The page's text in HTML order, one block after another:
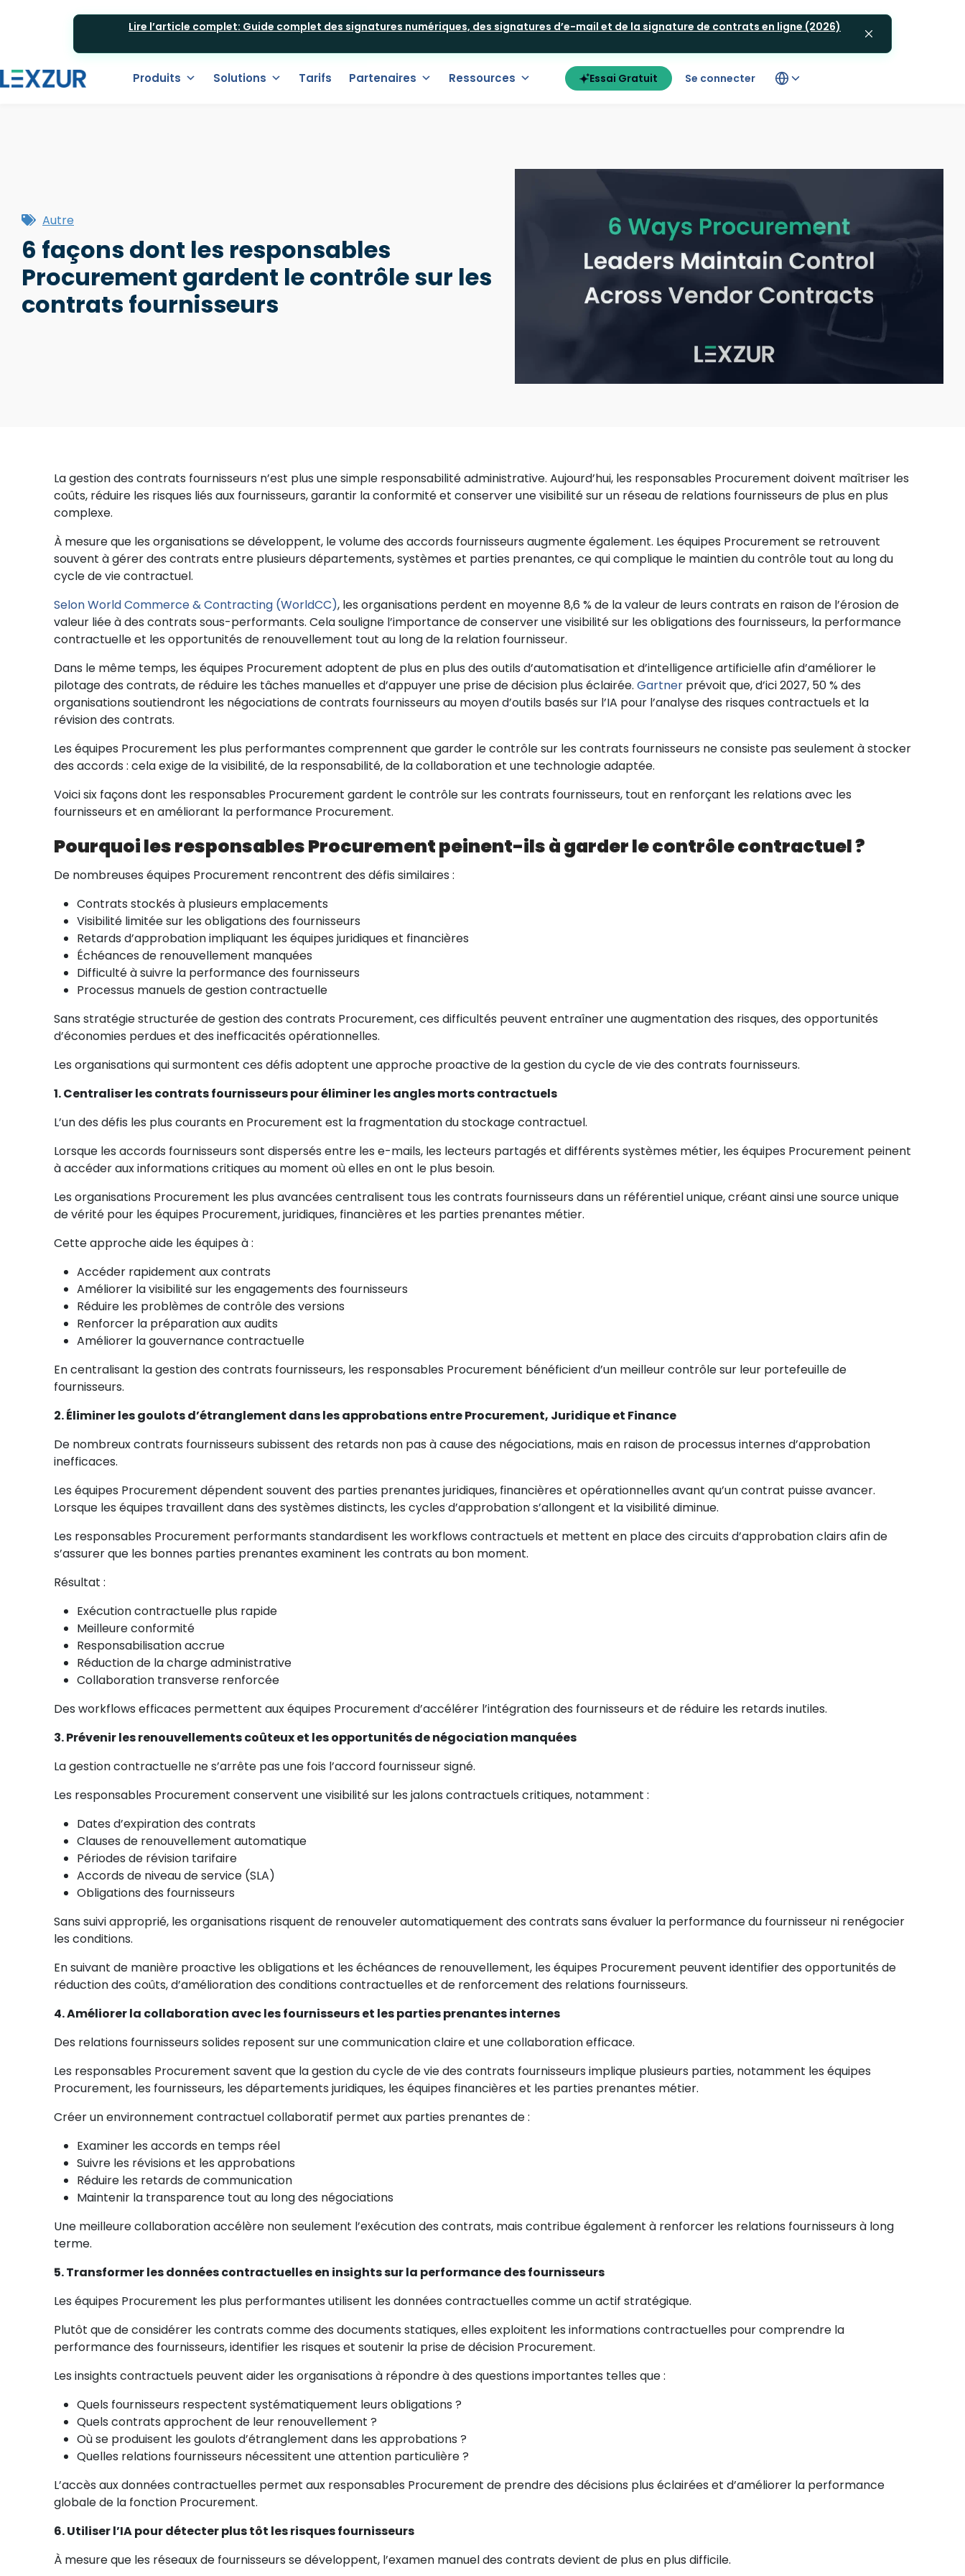
Lire l’article complet: Guide complet des signatures numériques, des signatures d’e-mail et de la signature de contrats en ligne (2026)
Produits Solutions Tarifs Partenaires Ressources Essai Gratuit Se connecter
Autre
6 façons dont les responsables
Procurement gardent le contrôle sur les
contrats fournisseurs
La gestion des contrats fournisseurs n’est plus une simple responsabilité administrative. Aujourd’hui, les responsables Procurement doivent maîtriser les
coûts, réduire les risques liés aux fournisseurs, garantir la conformité et conserver une visibilité sur un réseau de relations fournisseurs de plus en plus
complexe.
À mesure que les organisations se développent, le volume des accords fournisseurs augmente également. Les équipes Procurement se retrouvent
souvent à gérer des contrats entre plusieurs départements, systèmes et parties prenantes, ce qui complique le maintien du contrôle tout au long du
cycle de vie contractuel.
Selon World Commerce & Contracting (WorldCC), les organisations perdent en moyenne 8,6 % de la valeur de leurs contrats en raison de l’érosion de
valeur liée à des contrats sous-performants. Cela souligne l’importance de conserver une visibilité sur les obligations des fournisseurs, la performance
contractuelle et les opportunités de renouvellement tout au long de la relation fournisseur.
Dans le même temps, les équipes Procurement adoptent de plus en plus des outils d’automatisation et d’intelligence artificielle afin d’améliorer le
pilotage des contrats, de réduire les tâches manuelles et d’appuyer une prise de décision plus éclairée. Gartner prévoit que, d’ici 2027, 50 % des
organisations soutiendront les négociations de contrats fournisseurs au moyen d’outils basés sur l’IA pour l’analyse des risques contractuels et la
révision des contrats.
Les équipes Procurement les plus performantes comprennent que garder le contrôle sur les contrats fournisseurs ne consiste pas seulement à stocker
des accords : cela exige de la visibilité, de la responsabilité, de la collaboration et une technologie adaptée.
Voici six façons dont les responsables Procurement gardent le contrôle sur les contrats fournisseurs, tout en renforçant les relations avec les
fournisseurs et en améliorant la performance Procurement.
Pourquoi les responsables Procurement peinent-ils à garder le contrôle contractuel ?
De nombreuses équipes Procurement rencontrent des défis similaires :
Contrats stockés à plusieurs emplacements
Visibilité limitée sur les obligations des fournisseurs
Retards d’approbation impliquant les équipes juridiques et financières
Échéances de renouvellement manquées
Difficulté à suivre la performance des fournisseurs
Processus manuels de gestion contractuelle
Sans stratégie structurée de gestion des contrats Procurement, ces difficultés peuvent entraîner une augmentation des risques, des opportunités
d’économies perdues et des inefficacités opérationnelles.
Les organisations qui surmontent ces défis adoptent une approche proactive de la gestion du cycle de vie des contrats fournisseurs.
1. Centraliser les contrats fournisseurs pour éliminer les angles morts contractuels
L’un des défis les plus courants en Procurement est la fragmentation du stockage contractuel.
Lorsque les accords fournisseurs sont dispersés entre les e-mails, les lecteurs partagés et différents systèmes métier, les équipes Procurement peinent
à accéder aux informations critiques au moment où elles en ont le plus besoin.
Les organisations Procurement les plus avancées centralisent tous les contrats fournisseurs dans un référentiel unique, créant ainsi une source unique
de vérité pour les équipes Procurement, juridiques, financières et les parties prenantes métier.
Cette approche aide les équipes à :
Accéder rapidement aux contrats
Améliorer la visibilité sur les engagements des fournisseurs
Réduire les problèmes de contrôle des versions
Renforcer la préparation aux audits
Améliorer la gouvernance contractuelle
En centralisant la gestion des contrats fournisseurs, les responsables Procurement bénéficient d’un meilleur contrôle sur leur portefeuille de
fournisseurs.
2. Éliminer les goulots d’étranglement dans les approbations entre Procurement, Juridique et Finance
De nombreux contrats fournisseurs subissent des retards non pas à cause des négociations, mais en raison de processus internes d’approbation
inefficaces.
Les équipes Procurement dépendent souvent des parties prenantes juridiques, financières et opérationnelles avant qu’un contrat puisse avancer.
Lorsque les équipes travaillent dans des systèmes distincts, les cycles d’approbation s’allongent et la visibilité diminue.
Les responsables Procurement performants standardisent les workflows contractuels et mettent en place des circuits d’approbation clairs afin de
s’assurer que les bonnes parties prenantes examinent les contrats au bon moment.
Résultat :
Exécution contractuelle plus rapide
Meilleure conformité
Responsabilisation accrue
Réduction de la charge administrative
Collaboration transverse renforcée
Des workflows efficaces permettent aux équipes Procurement d’accélérer l’intégration des fournisseurs et de réduire les retards inutiles.
3. Prévenir les renouvellements coûteux et les opportunités de négociation manquées
La gestion contractuelle ne s’arrête pas une fois l’accord fournisseur signé.
Les responsables Procurement conservent une visibilité sur les jalons contractuels critiques, notamment :
Dates d’expiration des contrats
Clauses de renouvellement automatique
Périodes de révision tarifaire
Accords de niveau de service (SLA)
Obligations des fournisseurs
Sans suivi approprié, les organisations risquent de renouveler automatiquement des contrats sans évaluer la performance du fournisseur ni renégocier
les conditions.
En suivant de manière proactive les obligations et les échéances de renouvellement, les équipes Procurement peuvent identifier des opportunités de
réduction des coûts, d’amélioration des conditions contractuelles et de renforcement des relations fournisseurs.
4. Améliorer la collaboration avec les fournisseurs et les parties prenantes internes
Des relations fournisseurs solides reposent sur une communication claire et une collaboration efficace.
Les responsables Procurement savent que la gestion du cycle de vie des contrats fournisseurs implique plusieurs parties, notamment les équipes
Procurement, les fournisseurs, les départements juridiques, les équipes financières et les parties prenantes métier.
Créer un environnement contractuel collaboratif permet aux parties prenantes de :
Examiner les accords en temps réel
Suivre les révisions et les approbations
Réduire les retards de communication
Maintenir la transparence tout au long des négociations
Une meilleure collaboration accélère non seulement l’exécution des contrats, mais contribue également à renforcer les relations fournisseurs à long
terme.
5. Transformer les données contractuelles en insights sur la performance des fournisseurs
Les équipes Procurement les plus performantes utilisent les données contractuelles comme un actif stratégique.
Plutôt que de considérer les contrats comme des documents statiques, elles exploitent les informations contractuelles pour comprendre la
performance des fournisseurs, identifier les risques et soutenir la prise de décision Procurement.
Les insights contractuels peuvent aider les organisations à répondre à des questions importantes telles que :
Quels fournisseurs respectent systématiquement leurs obligations ?
Quels contrats approchent de leur renouvellement ?
Où se produisent les goulots d’étranglement dans les approbations ?
Quelles relations fournisseurs nécessitent une attention particulière ?
L’accès aux données contractuelles permet aux responsables Procurement de prendre des décisions plus éclairées et d’améliorer la performance
globale de la fonction Procurement.
6. Utiliser l’IA pour détecter plus tôt les risques fournisseurs
À mesure que les réseaux de fournisseurs se développent, l’examen manuel des contrats devient de plus en plus difficile.